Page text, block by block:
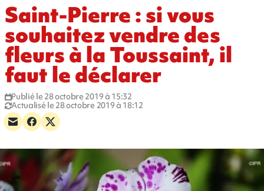
Saint-Pierre : si vous
souhaitez vendre des
fleurs à la Toussaint, il
faut le déclarer
Publié le 28 octobre 2019 à 15:32
Actualisé le 28 octobre 2019 à 18:12